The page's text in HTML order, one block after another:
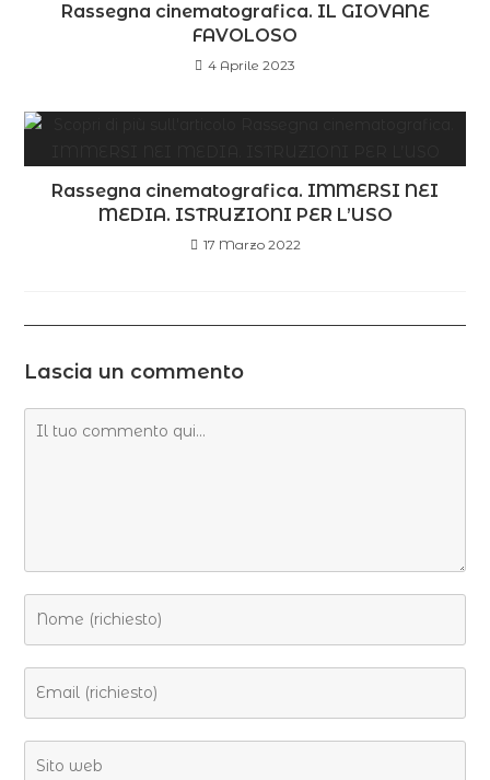
Rassegna cinematografica. IL GIOVANE
FAVOLOSO
4 Aprile 2023
Rassegna cinematografica. IMMERSI NEI
MEDIA. ISTRUZIONI PER L’USO
17 Marzo 2022
Lascia un commento